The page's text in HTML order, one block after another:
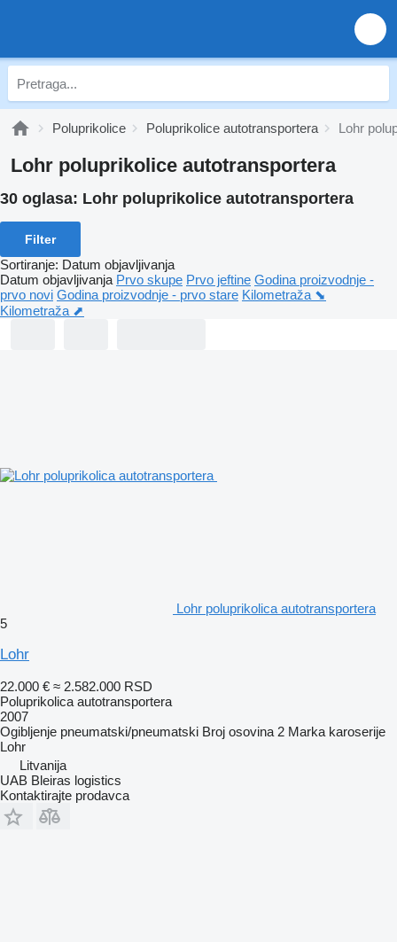
Poluprikolice Poluprikolice autotransportera Lohr
Lohr poluprikolice autotransportera
30 oglasa: Lohr poluprikolice autotransportera
Filter
Sortiranje: Datum objavljivanja
Datum objavljivanja Prvo skupe Prvo jeftine Godina proizvodnje -
prvo novi Godina proizvodnje - prvo stare Kilometraža ⬊
Kilometraža ⬈
Lohr poluprikolica autotransportera
5
Lohr
22.000 € ≈ 2.582.000 RSD
Poluprikolica autotransportera
2007
Ogibljenje pneumatski/pneumatski Broj osovina 2 Marka karoserije
Lohr
Litvanija
UAB Bleiras logistics
Kontaktirajte prodavca